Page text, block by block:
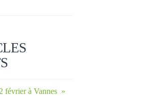
février à Vannes »